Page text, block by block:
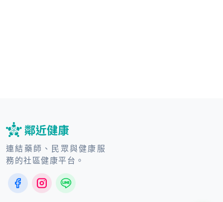
連結藥師、民眾與健康服
務的社區健康平台。